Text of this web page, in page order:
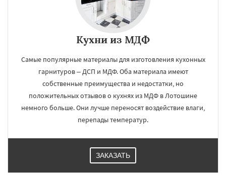
Кухни из МДФ
Самые популярные материалы для изготовления кухонных
гарнитуров – ДСП и МДФ. Оба материала имеют
собственные преимущества и недостатки, но
положительных отзывов о кухнях из МДФ в Лотошине
немного больше. Они лучше переносят воздействие влаги,
перепады температур.
ЗАКАЗАТЬ